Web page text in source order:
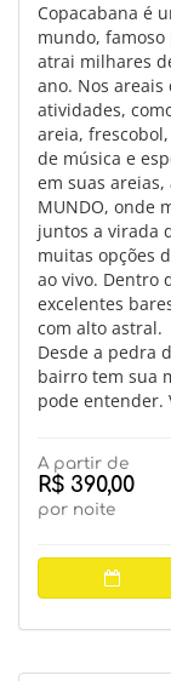
Copacabana é
mundo, famoso
atrai milhares
ano. Nos
atividades,
areia,
de música e
em suas
MUNDO, onde
juntos a virada
muitas opções
ao vivo. Dentro
excelentes
com alto astral.
Desde a pedra
bairro tem sua
pode entender.
A partir de
R$ 390,00
por noite